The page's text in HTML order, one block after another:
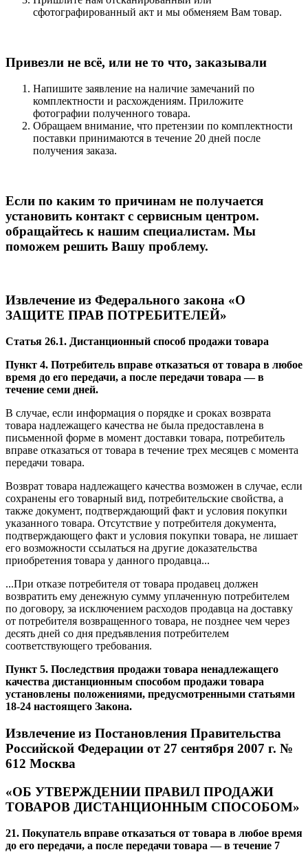
сфотографированный акт и мы обменяем Вам товар.
Привезли не всё, или не то что, заказывали
Напишите заявление на наличие замечаний по
комплектности и расхождениям. Приложите
фотографии полученного товара.
Обращаем внимание, что претензии по комплектности
поставки принимаются в течение 20 дней после
получения заказа.
Если по каким то причинам не получается
установить контакт с сервисным центром.
обращайтесь к нашим специалистам. Мы
поможем решить Вашу проблему.
Извлечение из Федерального закона «О
ЗАЩИТЕ ПРАВ ПОТРЕБИТЕЛЕЙ»
Статья 26.1. Дистанционный способ продажи товара
Пункт 4. Потребитель вправе отказаться от товара в любое
время до его передачи, а после передачи товара — в
течение семи дней.
В случае, если информация о порядке и сроках возврата
товара надлежащего качества не была предоставлена в
письменной форме в момент доставки товара, потребитель
вправе отказаться от товара в течение трех месяцев с момента
передачи товара.
Возврат товара надлежащего качества возможен в случае, если
сохранены его товарный вид, потребительские свойства, а
также документ, подтверждающий факт и условия покупки
указанного товара. Отсутствие у потребителя документа,
подтверждающего факт и условия покупки товара, не лишает
его возможности ссылаться на другие доказательства
приобретения товара у данного продавца...
...При отказе потребителя от товара продавец должен
возвратить ему денежную сумму уплаченную потребителем
по договору, за исключением расходов продавца на доставку
от потребителя возвращенного товара, не позднее чем через
десять дней со дня предъявления потребителем
соответствующего требования.
Пункт 5. Последствия продажи товара ненадлежащего
качества дистанционным способом продажи товара
установлены положениями, предусмотренными статьями
18-24 настоящего Закона.
Извлечение из Постановления Правительства
Российской Федерации от 27 сентября 2007 г. №
612 Москва
«ОБ УТВЕРЖДЕНИИ ПРАВИЛ ПРОДАЖИ
ТОВАРОВ ДИСТАНЦИОННЫМ СПОСОБОМ»
21. Покупатель вправе отказаться от товара в любое время
до его передачи, а после передачи товара — в течение 7